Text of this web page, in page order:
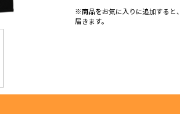
※商品をお気に入りに追加すると
届きます。